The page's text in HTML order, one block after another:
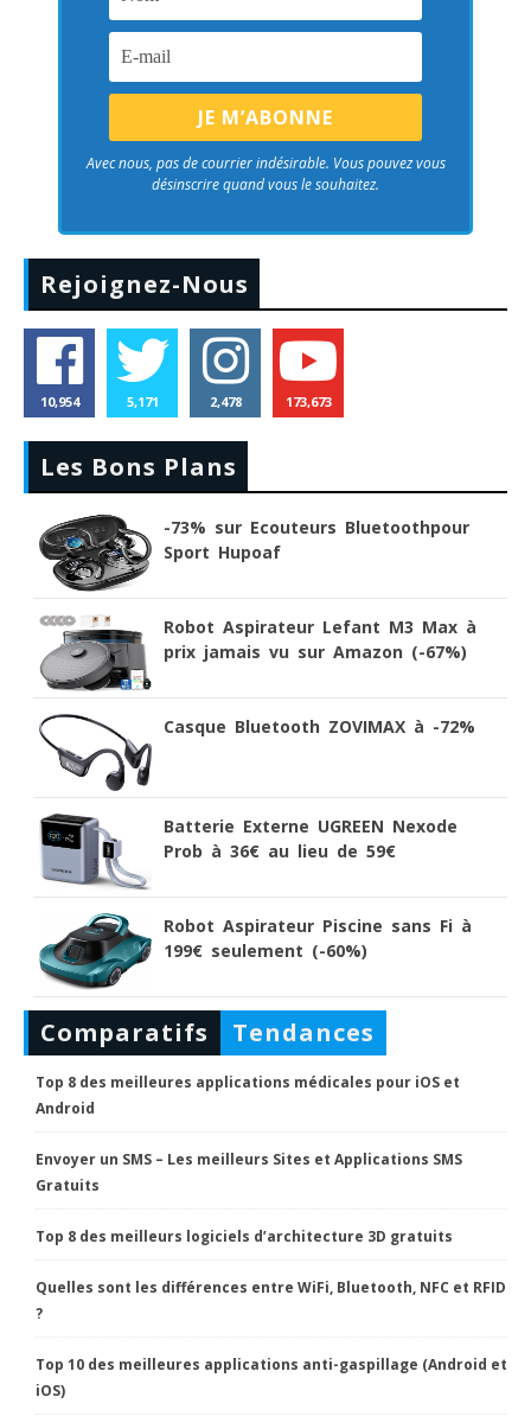
Avec nous, pas de courrier indésirable. Vous pouvez vous
désinscrire quand vous le souhaitez.
Rejoignez-Nous
10,954 5,171 2,478 173,673
Les Bons Plans
-73% sur Ecouteurs Bluetoothpour
Sport Hupoaf
Robot Aspirateur Lefant M3 Max à
prix jamais vu sur Amazon (-67%)
Casque Bluetooth ZOVIMAX à -72%
Batterie Externe UGREEN Nexode
Prob à 36€ au lieu de 59€
Robot Aspirateur Piscine sans Fi à
199€ seulement (-60%)
Comparatifs Tendances
Top 8 des meilleures applications médicales pour iOS et
Android
Envoyer un SMS – Les meilleurs Sites et Applications SMS
Gratuits
Top 8 des meilleurs logiciels d’architecture 3D gratuits
Quelles sont les différences entre WiFi, Bluetooth, NFC et RFID
?
Top 10 des meilleures applications anti-gaspillage (Android et
iOS)